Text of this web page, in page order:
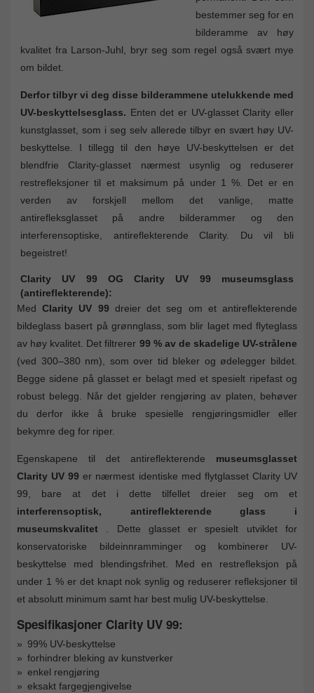
bestemmer seg for en
bilderamme av høy
kvalitet fra Larson-Juhl, bryr seg som regel også svært mye
om bildet.
Derfor tilbyr vi deg disse bilderammene utelukkende med
UV-beskyttelsesglass. Enten det er UV-glasset Clarity eller
kunstglasset, som i seg selv allerede tilbyr en svært høy UV-
beskyttelse. I tillegg til den høye UV-beskyttelsen er det
blendfrie Clarity-glasset nærmest usynlig og reduserer
restrefleksjoner til et maksimum på under 1 %. Det er en
verden av forskjell mellom det vanlige, matte
antirefleksglasset på andre bilderammer og den
interferensoptiske, antireflekterende Clarity. Du vil bli
begeistret!
Clarity UV 99 OG Clarity UV 99 museumsglass
(antireflekterende):
MedClarity UV 99 dreier det seg om et antireflekterende
bildeglass basert på grønnglass, som blir laget med flyteglass
av høy kvalitet. Det filtrerer 99 % av de skadelige UV-strålene
(ved 300–380 nm), som over tid bleker og ødelegger bildet.
Begge sidene på glasset er belagt med et spesielt ripefast og
robust belegg. Når det gjelder rengjøring av platen, behøver
du derfor ikke å bruke spesielle rengjøringsmidler eller
bekymre deg for riper.
Egenskapene til det antireflekterende museumsglasset
Clarity UV 99 er nærmest identiske med flytglasset Clarity UV
99, bare at det i dette tilfellet dreier seg om et
interferensoptisk, antireflekterende glass i
museumskvalitet . Dette glasset er spesielt utviklet for
konservatoriske bildeinnramminger og kombinerer UV-
beskyttelse med blendingsfrihet. Med en restrefleksjon på
under 1 % er det knapt nok synlig og reduserer refleksjoner til
et absolutt minimum samt har best mulig UV-beskyttelse.
Spesifikasjoner Clarity UV 99:
99% UV-beskyttelse
forhindrer bleking av kunstverker
enkel rengjøring
eksakt fargegjengivelse